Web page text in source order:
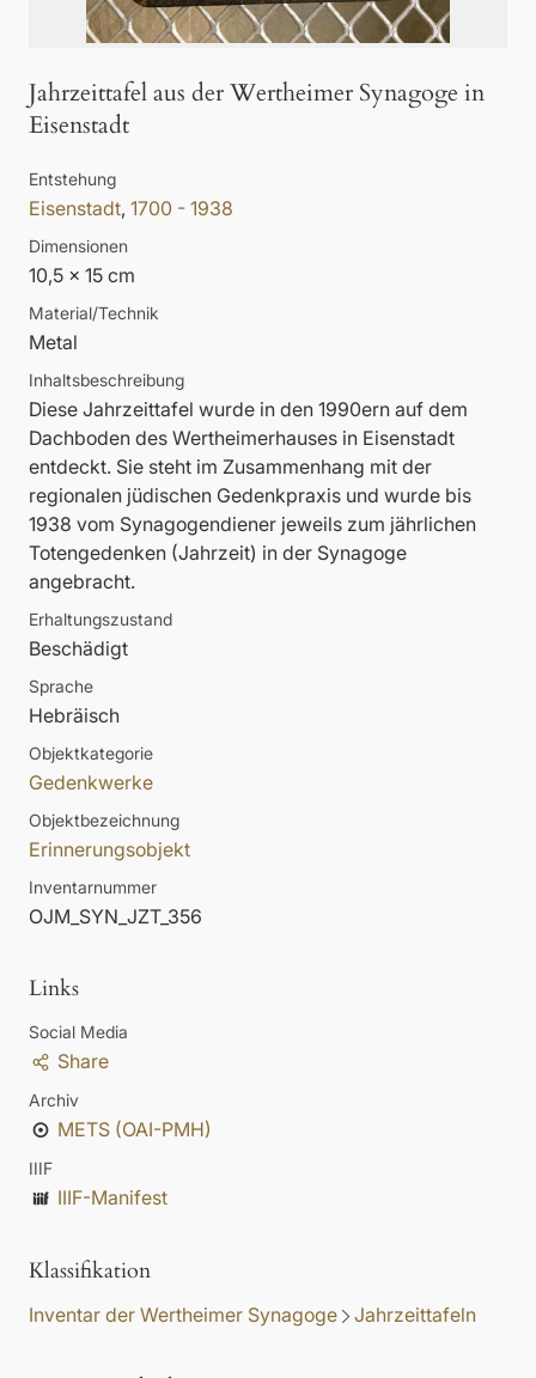
Jahrzeittafel aus der Wertheimer Synagoge in
Eisenstadt
Entstehung
Eisenstadt, 1700 - 1938
Dimensionen
10,5 x 15 cm
Material/Technik
Metal
Inhaltsbeschreibung
Diese Jahrzeittafel wurde in den 1990ern auf dem
Dachboden des Wertheimerhauses in Eisenstadt
entdeckt. Sie steht im Zusammenhang mit der
regionalen jüdischen Gedenkpraxis und wurde bis
1938 vom Synagogendiener jeweils zum jährlichen
Totengedenken (Jahrzeit) in der Synagoge
angebracht.
Erhaltungszustand
Beschädigt
Sprache
Hebräisch
Objektkategorie
Gedenkwerke
Objektbezeichnung
Erinnerungsobjekt
Inventarnummer
OJM_SYN_JZT_356
Links
Social Media
Share
Archiv
METS (OAI-PMH)
IIIF
IIIF-Manifest
Klassifikation
Inventar der Wertheimer Synagoge Jahrzeittafeln